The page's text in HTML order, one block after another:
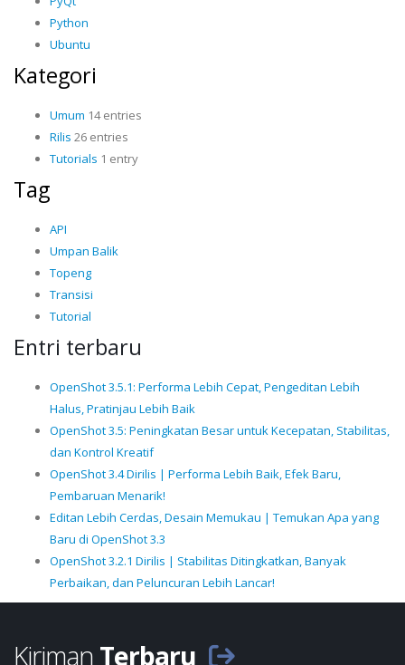
Python
Ubuntu
Kategori
Umum 14 entries
Rilis 26 entries
Tutorials 1 entry
Tag
API
Umpan Balik
Topeng
Transisi
Tutorial
Entri terbaru
OpenShot 3.5.1: Performa Lebih Cepat, Pengeditan Lebih
Halus, Pratinjau Lebih Baik
OpenShot 3.5: Peningkatan Besar untuk Kecepatan, Stabilitas,
dan Kontrol Kreatif
OpenShot 3.4 Dirilis | Performa Lebih Baik, Efek Baru,
Pembaruan Menarik!
Editan Lebih Cerdas, Desain Memukau | Temukan Apa yang
Baru di OpenShot 3.3
OpenShot 3.2.1 Dirilis | Stabilitas Ditingkatkan, Banyak
Perbaikan, dan Peluncuran Lebih Lancar!
Kiriman Terbaru